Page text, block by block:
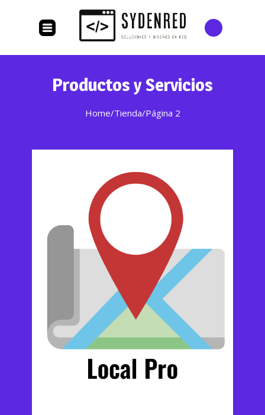
Productos y Servicios
Home/Tienda/Página 2